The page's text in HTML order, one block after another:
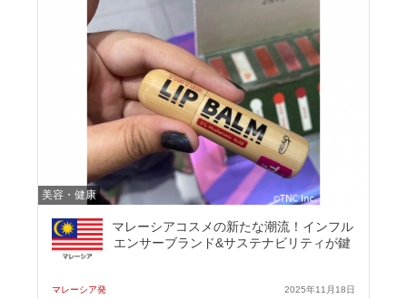
美容・健康
マレーシアコスメの新たな潮流！インフル
エンサーブランド&サステナビリティが鍵
マレーシア発 2025年11月18日